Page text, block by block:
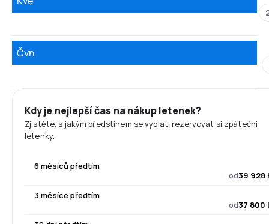
Čvn
Kdy je nejlepší čas na nákup letenek?
Zjistěte, s jakým předstihem se vyplatí rezervovat si zpáteční
letenky.
6 měsíců předtím
od39 928
3 měsíce předtím
od37 800